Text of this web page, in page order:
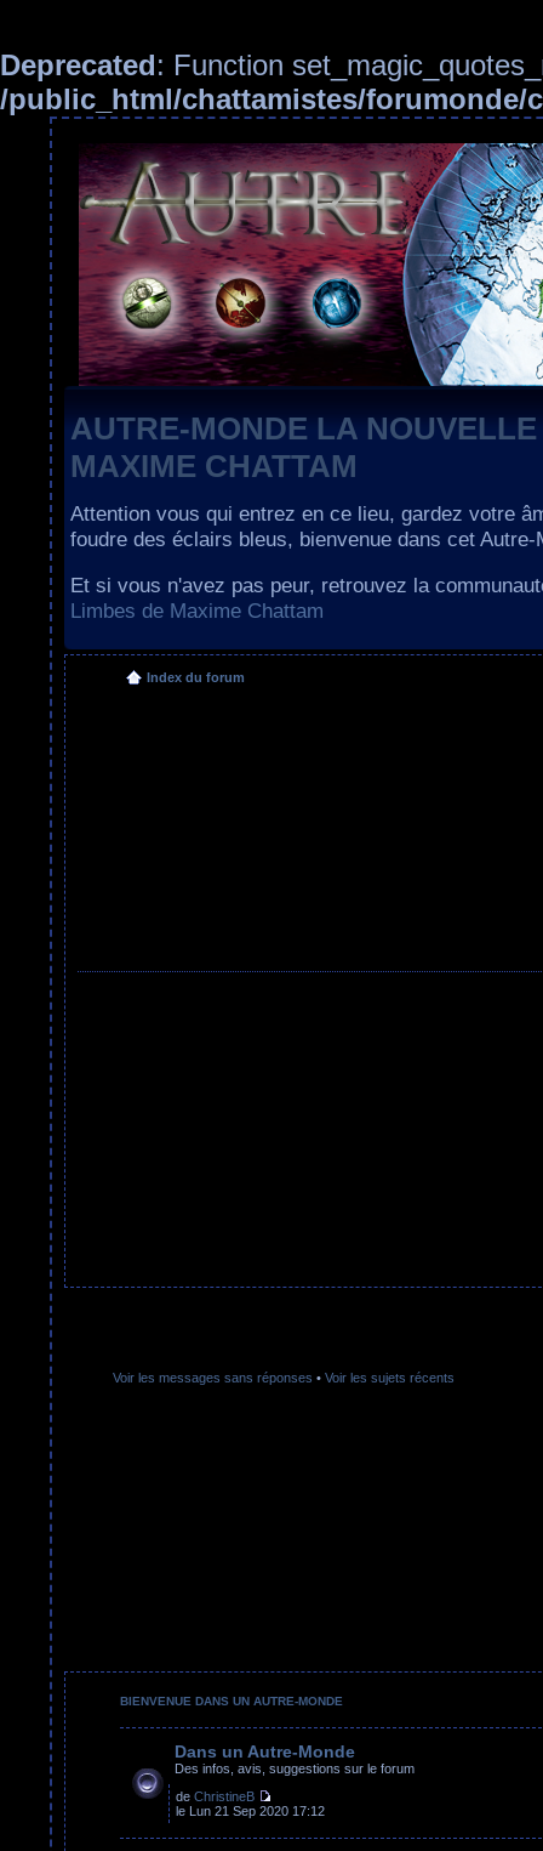
Deprecated: Function
/public_html/chattamistes/forumonde/
AUTRE-MONDE LA
MAXIME CHATTAM
Attention vous qui entrez en ce lieu, gardez votre
foudre des éclairs bleus, bienvenue dans cet Autre-
Et si vous n'avez pas peur, retrouvez la
Limbes de Maxime Chattam
Index du forum
Voir les messages sans réponses • Voir les sujets récents
BIENVENUE DANS UN AUTRE-MONDE
Dans un Autre-Monde
Des infos, avis, suggestions sur le forum
de ChristineB
le Lun 21 Sep 2020 17:12